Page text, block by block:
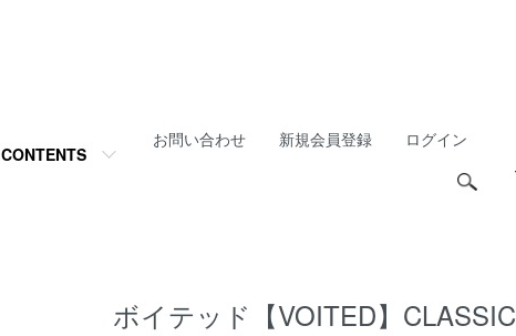
CONTENTS
お問い合わせ 新規会員登録 ログイン
ボイテッド【VOITED】CLASSIC